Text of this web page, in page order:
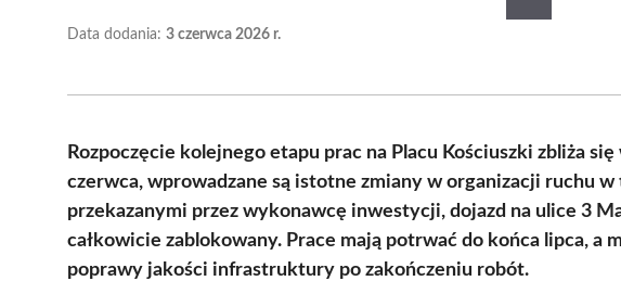
Data dodania: 3 czerwca 2026 r.
Rozpoczęcie kolejnego etapu prac na Placu Kościuszki zbliża
czerwca, wprowadzane są istotne zmiany w organizacji ruchu
przekazanymi przez wykonawcę inwestycji, dojazd na ulice 3
całkowicie zablokowany. Prace mają potrwać do końca lipca, a
poprawy jakości infrastruktury po zakończeniu robót.